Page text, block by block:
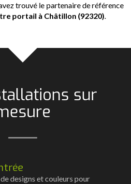
trouvé le partenaire de référence
portail à Châtillon (92320).
sur
designs et couleurs pour